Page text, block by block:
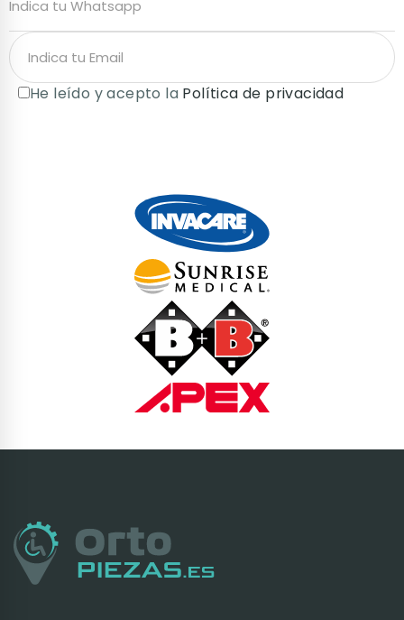
He leído y acepto la Política de privacidad